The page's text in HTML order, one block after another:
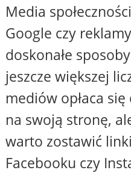
Media
Google czy
doskonałe
jeszcze większej
mediów opłaca
na swoją stronę,
warto zostawić
Facebooku czy